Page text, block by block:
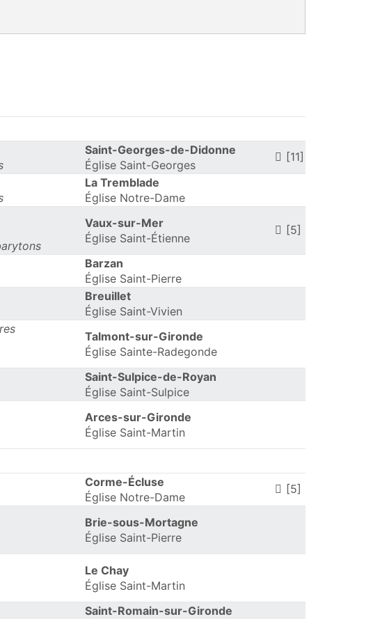
Saint-Georges-de-Didonne
Église Saint-Georges
[11]
La Tremblade
Église Notre-Dame
Vaux-sur-Mer
Église Saint-Étienne
[5]
Barzan
Église Saint-Pierre
Breuillet
Église Saint-Vivien
Talmont-sur-Gironde
Église Sainte-Radegonde
Saint-Sulpice-de-Royan
Église Saint-Sulpice
Arces-sur-Gironde
Église Saint-Martin
Corme-Écluse
Église Notre-Dame
[5]
Brie-sous-Mortagne
Église Saint-Pierre
Le Chay
Église Saint-Martin
Saint-Romain-sur-Gironde